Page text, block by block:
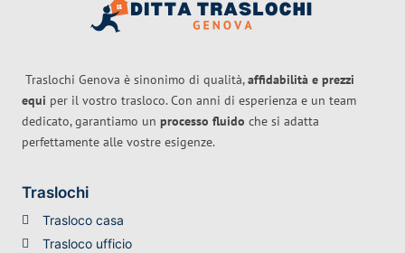
Traslochi Genova è sinonimo di qualità,affidabilità e prezzi
equi per il vostro trasloco. Con anni di esperienza e un team
dedicato, garantiamo un processo fluido che si adatta
perfettamente alle vostre esigenze.
Traslochi
Trasloco casa
Trasloco ufficio